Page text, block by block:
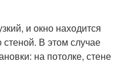
и окно находится
В этом случае
на потолке, стене